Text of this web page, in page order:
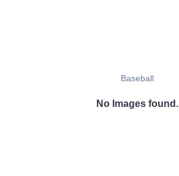
Baseball
No Images found.